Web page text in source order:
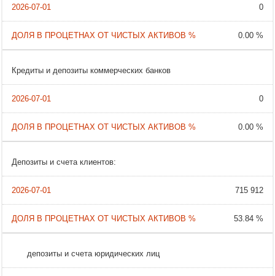
0
0.00 %
Кредиты и депозиты коммерческих банков
0
0.00 %
Депозиты и счета клиентов:
715 912
53.84 %
депозиты и счета юридических лиц